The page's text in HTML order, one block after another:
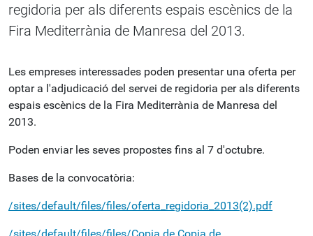
regidoria per als diferents espais escènics de la
Fira Mediterrània de Manresa del 2013.
Les empreses interessades poden presentar una oferta per
optar a l'adjudicació del servei de regidoria per als diferents
espais escènics de la Fira Mediterrània de Manresa del
2013.
Poden enviar les seves propostes fins al 7 d'octubre.
Bases de la convocatòria:
/sites/default/files/files/oferta_regidoria_2013(2).pdf